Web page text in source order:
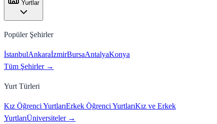
Yurtlar
Popüler Şehirler
İstanbulAnkaraİzmirBursaAntalyaKonya
Tüm Şehirler →
Yurt Türleri
Kız Öğrenci YurtlarıErkek Öğrenci YurtlarıKız ve Erkek
YurtlarıÜniversiteler →